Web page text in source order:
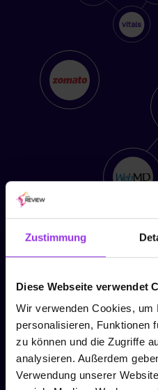
Zustimmung
Diese Webseite verwendet
Wir verwenden Cookies, um
personalisieren, Funktionen
zu können und die Zugriffe
analysieren. Außerdem
Verwendung unserer
Soziale